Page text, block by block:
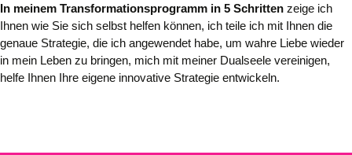
In meinem Transformationsprogramm in 5 Schritten zeige ich
Ihnen wie Sie sich selbst helfen können, ich teile ich mit Ihnen die
genaue Strategie, die ich angewendet habe, um wahre Liebe wieder
in mein Leben zu bringen, mich mit meiner Dualseele vereinigen,
helfe Ihnen Ihre eigene innovative Strategie entwickeln.